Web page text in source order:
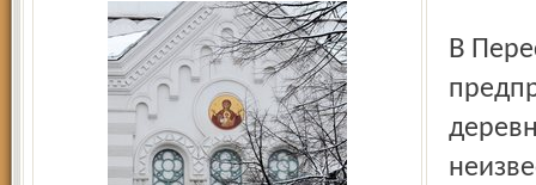
В Переславский горотдел милиции обратился частный